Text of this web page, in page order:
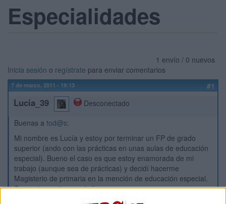
Especialidades
1 envío / 0 nuevos
Inicia sesión o regístrate para enviar comentarios
7 de marzo, 2011 - 19:13 #1
Lucia_39
Desconectado
Buenas a tod@s:
Mi nombre es Lucía y estoy por terminar un FP de grado
superior (ando con las prácticas en unas aulas de educación
especial). Bueno el caso es que estoy enamorada de mi
trabajo (aunque sea de prácticas) y decidí hacerme
Magisterio de primaria en la mención de educación especial.
Supuestamente en oviedo.